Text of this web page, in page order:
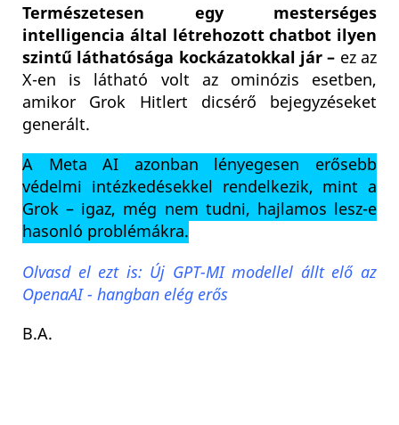
Természetesen egy mesterséges
intelligencia által létrehozott chatbot ilyen
szintű láthatósága kockázatokkal jár – ez az
X-en is látható volt az ominózis esetben,
amikor Grok Hitlert dicsérő bejegyzéseket
generált.
A Meta AI azonban lényegesen erősebb
védelmi intézkedésekkel rendelkezik, mint a
Grok – igaz, még nem tudni, hajlamos lesz-e
hasonló problémákra.
Olvasd el ezt is: Új GPT-MI modellel állt elő az
OpenaAI - hangban elég erős
B.A.